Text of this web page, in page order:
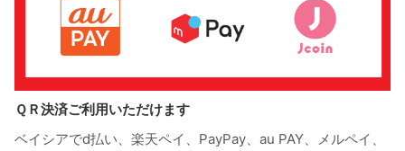
ＱＲ決済ご利用いただけます
ベイシアでd払い、楽天ペイ、PayPay、au PAY、メルペイ、